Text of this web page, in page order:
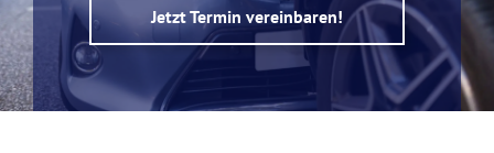
Jetzt Termin vereinbaren!